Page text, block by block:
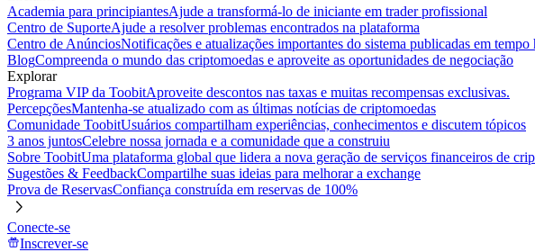
Academia para principiantesAjude a transformá-lo de iniciante em trader profissional
Centro de SuporteAjude a resolver problemas encontrados na plataforma
Centro de AnúnciosNotificações e atualizações importantes do sistema publicadas em tempo
BlogCompreenda o mundo das criptomoedas e aproveite as oportunidades de negociação
Explorar
Programa VIP da ToobitAproveite descontos nas taxas e muitas recompensas exclusivas.
PercepçõesMantenha-se atualizado com as últimas notícias de criptomoedas
Comunidade ToobitUsuários compartilham experiências, conhecimentos e discutem tópicos
3 anos juntosCelebre nossa jornada e a comunidade que a construiu
Sobre ToobitUma plataforma global que lidera a nova geração de serviços financeiros de
Sugestões & FeedbackCompartilhe suas ideias para melhorar a exchange
Prova de ReservasConfiança construída em reservas de 100%
Conecte-se
Inscrever-se